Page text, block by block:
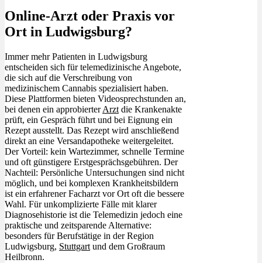
Online-Arzt oder Praxis vor
Ort in Ludwigsburg?
Immer mehr Patienten in Ludwigsburg
entscheiden sich für telemedizinische Angebote,
die sich auf die Verschreibung von
medizinischem Cannabis spezialisiert haben.
Diese Plattformen bieten Videosprechstunden an,
bei denen ein approbierterArzt die Krankenakte
prüft, ein Gespräch führt und bei Eignung ein
Rezept ausstellt. Das Rezept wird anschließend
direkt an eine Versandapotheke weitergeleitet.
Der Vorteil: kein Wartezimmer, schnelle Termine
und oft günstigere Erstgesprächsgebühren. Der
Nachteil: Persönliche Untersuchungen sind nicht
möglich, und bei komplexen Krankheitsbildern
ist ein erfahrener Facharzt vor Ort oft die bessere
Wahl. Für unkomplizierte Fälle mit klarer
Diagnosehistorie ist die Telemedizin jedoch eine
praktische und zeitsparende Alternative:
besonders für Berufstätige in der Region
Ludwigsburg, Stuttgart und dem Großraum
Heilbronn.